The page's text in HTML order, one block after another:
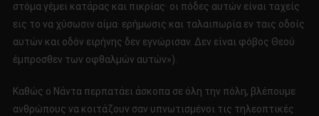
στόμα γέμει κατάρας και πικρίας· οι πόδες αυτών είναι ταχείς
εις το να χύσωσιν αίμα· ερήμωσις και ταλαιπωρία εν ταις οδοίς
αυτών και οδόν ειρήνης δεν εγνώρισαν. Δεν είναι φόβος Θεού
έμπροσθεν των οφθαλμών αυτών»).
Καθώς ο Νάντα περπατάει άσκοπα σε όλη την πόλη, βλέπουμε
ανθρώπους να κοιτάζουν σαν υπνωτισμένοι τις τηλεοπτικές